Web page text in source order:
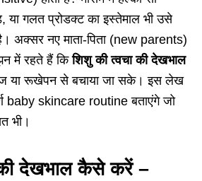
या गलत प्रोडक्ट का इस्तेमाल भी उसे
अक्सर नए माता-पिता (new parents)
में रहते हैं किशिशु की त्वचा की देखभाल
या रूखेपन से बचाया जा सके। इस लेख
baby skincare routine बताएंगे जो
भी।
की देखभाल कैसे करें –